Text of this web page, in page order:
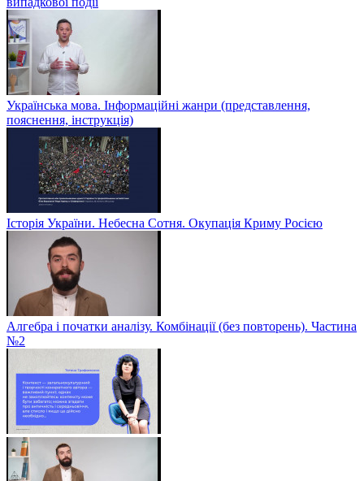
Українська мова. Інформаційні жанри (представлення,
пояснення, інструкція)
Історія України. Небесна Сотня. Окупація Криму Росією
Алгебра і початки аналізу. Комбінації (без повторень). Частина
№2